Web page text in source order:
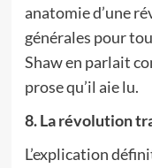
anatomie d’une
générales pour
Shaw en parlait
prose qu’il aie lu.
8. La révolution
L’explication